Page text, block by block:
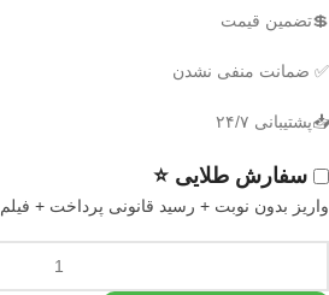
💲تضمین قیمت
✅ ضمانت منفی نشدن
📥پشتیبانی ۲۴/۷
سفارش طلایی ⭐
واریز بدون نوبت + رسید قانونی پرداخت +